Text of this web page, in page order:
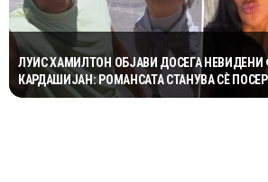
ЛУИС ХАМИЛТОН ОБЈАВИ ДОСЕГА
КАРДАШИЈАН: РОМАНСАТА СТАНУВА СÈ